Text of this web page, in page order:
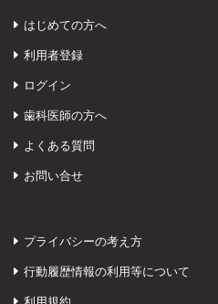
はじめての方へ
利用者登録
ログイン
歯科医師の方へ
よくある質問
お問い合せ
プライバシーの考え方
行動履歴情報の利用等について
利用規約